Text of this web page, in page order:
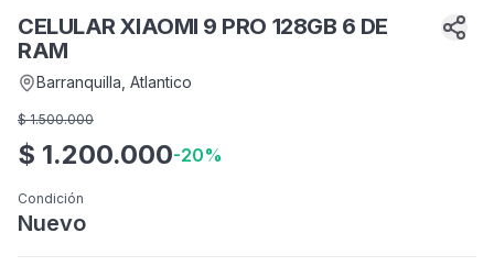
CELULAR XIAOMI 9 PRO 128GB 6 DE
RAM
Barranquilla , Atlantico
$ 1.500.000
$ 1.200.000-20%
Condición
Nuevo